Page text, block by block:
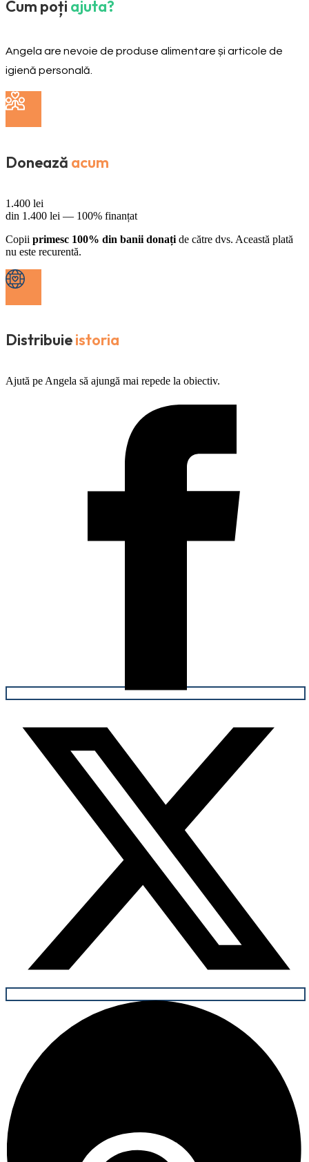
Cum poți ajuta?
Angela are nevoie de produse alimentare și articole de
igienă personală.
Donează acum
1.400 lei
din 1.400 lei — 100% finanțat
Copii primesc 100% din banii donați de către dvs. Această plată
nu este recurentă.
Distribuieistoria
Ajută pe Angela să ajungă mai repede la obiectiv.